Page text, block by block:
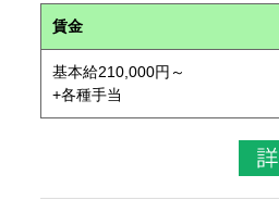
賃金
基本給210,000円～
+各種手当